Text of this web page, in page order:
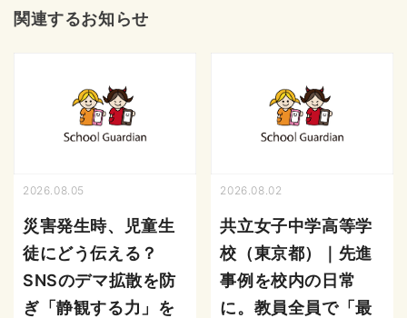
関連するお知らせ
2026.08.05
災害発生時、児童生
徒にどう伝える？
SNSのデマ拡散を防
ぎ「静観する力」を
2026.08.02
共立女子中学高等学
校（東京都）｜先進
事例を校内の日常
に。教員全員で「最